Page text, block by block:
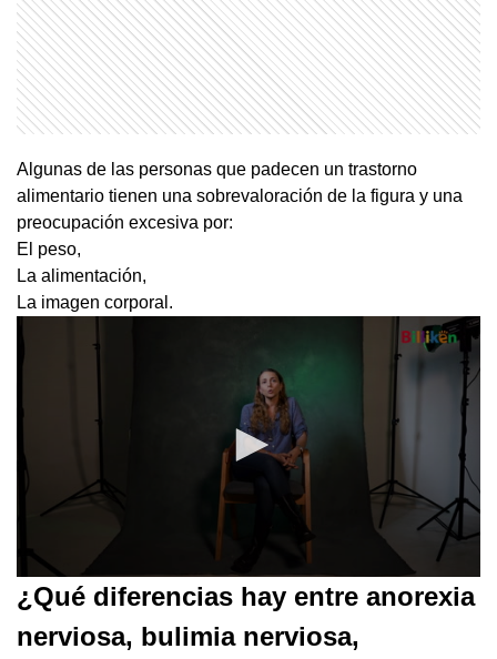
Algunas de las personas que padecen un trastorno
alimentario tienen una sobrevaloración de la figura y una
preocupación excesiva por:
El peso,
La alimentación,
La imagen corporal.
seconds
27
¿Qué diferencias hay entre anorexia
nerviosa, bulimia nerviosa,